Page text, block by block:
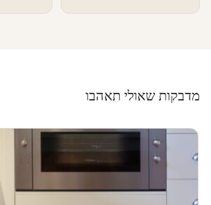
מדבקות שאולי תאהבו